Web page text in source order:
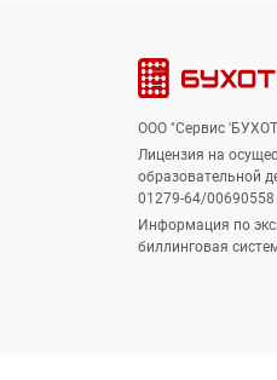
ООО "Сервис
Лицензия на
образовательной
01279-64/00690558
Информация по
биллинговая